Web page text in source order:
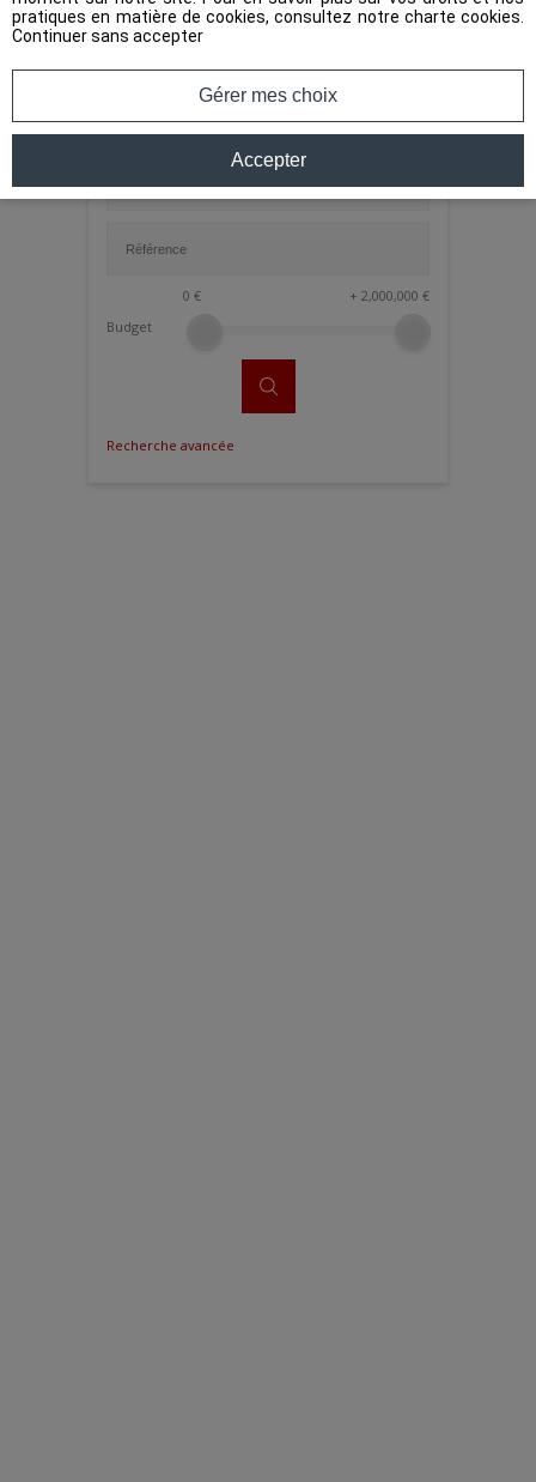
Budget
0 € + 2,000,000 €
Recherche avancée
pratiques en matière de cookies, consultez notre charte cookies
Continuer sans accepter
Gérer mes choix
Accepter